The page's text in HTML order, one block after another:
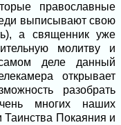
православные
выписывают свою
а священник уже
молитву и
деле данный
открывает
разобрать
многих наших
Таинства Покаяния и